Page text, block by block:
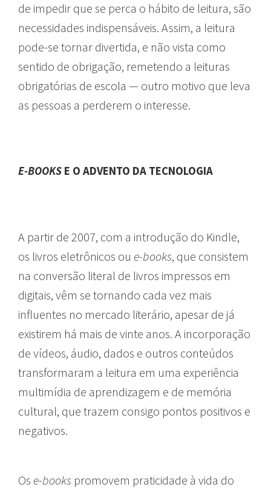
de impedir que se perca o hábito de leitura, são
necessidades indispensáveis. Assim, a leitura
pode-se tornar divertida, e não vista como
sentido de obrigação, remetendo a leituras
obrigatórias de escola — outro motivo que leva
as pessoas a perderem o interesse.
E-BOOKS E O ADVENTO DA TECNOLOGIA
A partir de 2007, com a introdução do Kindle,
os livros eletrônicos ou e-books, que consistem
na conversão literal de livros impressos em
digitais, vêm se tornando cada vez mais
influentes no mercado literário, apesar de já
existirem há mais de vinte anos. A incorporação
de vídeos, áudio, dados e outros conteúdos
transformaram a leitura em uma experiência
multimídia de aprendizagem e de memória
cultural, que trazem consigo pontos positivos e
negativos.
Os e-books promovem praticidade à vida do